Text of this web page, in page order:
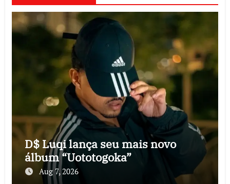
D$ Luqi lança seu mais novo
álbum “Uototogoka”
Aug 7, 2026